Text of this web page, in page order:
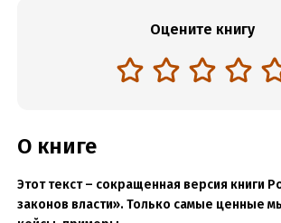
Оцените книгу
О книге
Этот текст – сокращенная версия книги
законов власти». Только самые ценные